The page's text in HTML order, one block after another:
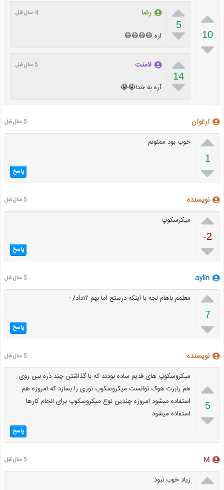

10


5

رضا 4 سال قبل
اره 😷😷😷😷

14

لامنت 5 سال قبل
آره به خدا😭😭
ارغوان 5 سال قبل

1

خوب بود ممنونم
پاسخ
نویسنده 5 سال قبل

-2

میکرسکوپ
پاسخ
aylin 5 سال قبل

7

معلمم باهام لجه با اینکه درستع اما بهم ۱۲داد/-:
پاسخ
نویسنده 5 سال قبل

5

میکروسکوپ های قدیم ساده بودند که با گذاشتن چند ذره بین روی
هم رابرت هوک توانست میکروسکوپ نوری را بسازد که امروزه هم
استفاده میشود امروزه چندین نوع میکروسکوپ برای انجام کارها
استفاده میشود
پاسخ
M 5 سال قبل
 زیاد خوب نبود